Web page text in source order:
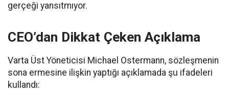
gerçeği yansıtmıyor.
CEO’dan Dikkat Çeken Açıklama
Varta Üst Yöneticisi Michael Ostermann, sözleşmenin
sona ermesine ilişkin yaptığı açıklamada şu ifadeleri
kullandı: